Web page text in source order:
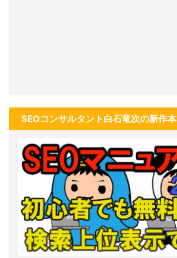
SEOコンサルタント白石竜次の新作本